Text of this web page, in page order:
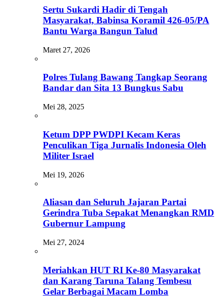
Sertu Sukardi Hadir di Tengah
Masyarakat, Babinsa Koramil 426-05/PA
Bantu Warga Bangun Talud
Maret 27, 2026
Polres Tulang Bawang Tangkap Seorang
Bandar dan Sita 13 Bungkus Sabu
Mei 28, 2025
Ketum DPP PWDPI Kecam Keras
Penculikan Tiga Jurnalis Indonesia Oleh
Militer Israel
Mei 19, 2026
Aliasan dan Seluruh Jajaran Partai
Gerindra Tuba Sepakat Menangkan RMD
Gubernur Lampung
Mei 27, 2024
Meriahkan HUT RI Ke-80 Masyarakat
dan Karang Taruna Talang Tembesu
Gelar Berbagai Macam Lomba